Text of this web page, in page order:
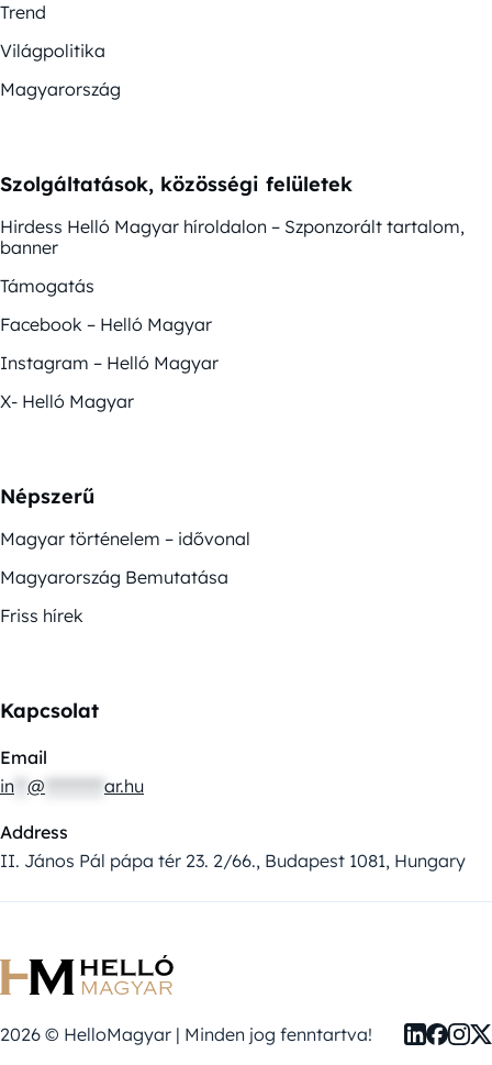
Trend
Világpolitika
Magyarország
Szolgáltatások, közösségi felületek
Hirdess Helló Magyar híroldalon – Szponzorált tartalom,
banner
Támogatás
Facebook – Helló Magyar
Instagram – Helló Magyar
X- Helló Magyar
Népszerű
Magyar történelem – idővonal
Magyarország Bemutatása
Friss hírek
Kapcsolat
Email
in @ ar.hu
Address
II. János Pál pápa tér 23. 2/66., Budapest 1081, Hungary
2026 © HelloMagyar | Minden jog fenntartva!